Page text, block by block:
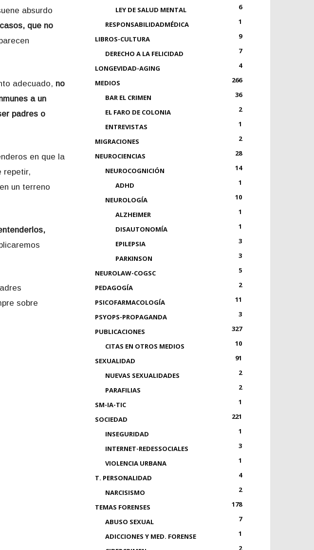
absurdo
que no
adecuado, no
a un
padres o
en que la
repetir,
un terreno
sobre
LEY DE SALUD MENTAL
6
RESPONSABILIDADMÉDICA
1
LIBROS-CULTURA
9
DERECHO A LA FELICIDAD
7
LONGEVIDAD-AGING
4
MEDIOS
266
BAR EL CRIMEN
36
EL FARO DE COLONIA
2
ENTREVISTAS
1
MIGRACIONES
2
NEUROCIENCIAS
28
NEUROCOGNICIÓN
14
ADHD
1
NEUROLOGÍA
10
ALZHEIMER
1
DISAUTONOMÍA
1
EPILEPSIA
3
PARKINSON
3
NEUROLAW-COGSC
5
PEDAGOGÍA
2
PSICOFARMACOLOGÍA
11
PSYOPS-PROPAGANDA
3
PUBLICACIONES
327
CITAS EN OTROS MEDIOS
10
SEXUALIDAD
91
NUEVAS SEXUALIDADES
2
PARAFILIAS
2
SM-IA-TIC
1
SOCIEDAD
221
INSEGURIDAD
1
INTERNET-REDESSOCIALES
3
VIOLENCIA URBANA
1
T. PERSONALIDAD
4
NARCISISMO
2
TEMAS FORENSES
178
ABUSO SEXUAL
7
ADICCIONES Y MED. FORENSE
1
2